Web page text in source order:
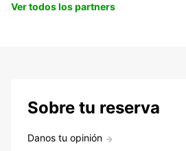
Ver todos los partners
Sobre tu reserva
Danos tu opinión